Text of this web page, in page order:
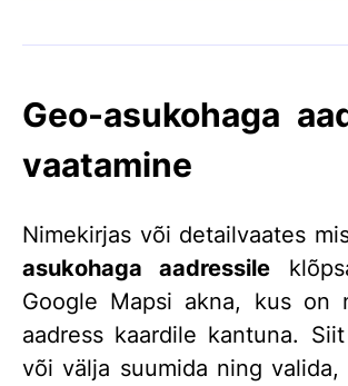
Geo-asukohaga
vaatamine
Nimekirjas või detailvaates
asukohaga aadressile
Google Mapsi akna, kus on
aadress kaardile kantuna.
või välja suumida ning valida,